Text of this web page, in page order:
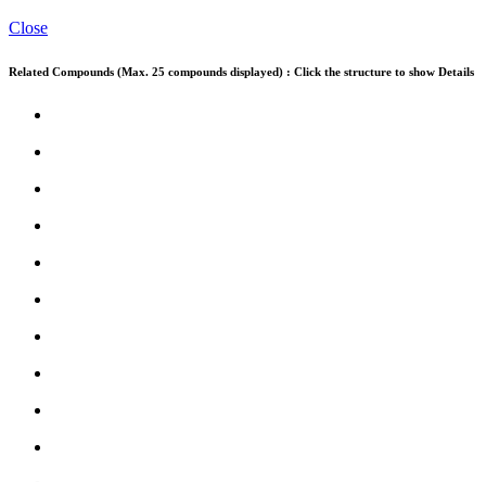
Close
Related Compounds (Max. 25 compounds displayed) : Click the structure to show Details